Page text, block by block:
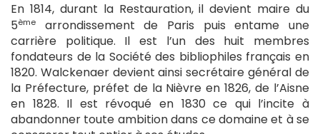
En 1814, durant la Restauration, il devient maire du
5ème
arrondissement de Paris puis entame une
carrière politique. Il est l’un des huit membres
fondateurs de la Société des bibliophiles français en
1820. Walckenaer devient ainsi secrétaire général de
la Préfecture, préfet de la Nièvre en 1826, de l’Aisne
en 1828. Il est révoqué en 1830 ce qui l’incite à
abandonner toute ambition dans ce domaine et à se